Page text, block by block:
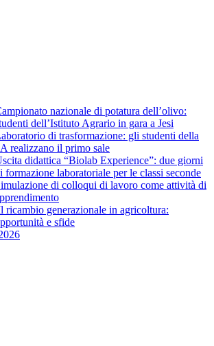
nazionale di potatura dell’olivo:
dell’Istituto Agrario in gara a Jesi
di trasformazione: gli studenti della
realizzano il primo sale
didattica “Biolab Experience”: due giorni
formazione laboratoriale per le classi seconde
di colloqui di lavoro come attività di
ricambio generazionale in agricoltura:
e sfide